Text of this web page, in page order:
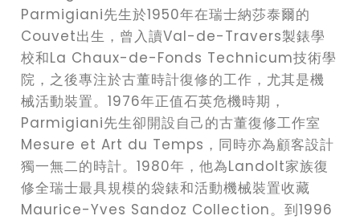
Parmigiani先生於1950年在瑞士納莎泰爾的
Couvet出生，曾入讀Val-de-Travers製錶學
校和La Chaux-de-Fonds Technicum技術學
院，之後專注於古董時計復修的工作，尤其是機
械活動裝置。1976年正值石英危機時期，
Parmigiani先生卻開設自己的古董復修工作室
Mesure et Art du Temps，同時亦為顧客設計
獨一無二的時計。1980年，他為Landolt家族復
修全瑞士最具規模的袋錶和活動機械裝置收藏
Maurice-Yves Sandoz Collection。到1996